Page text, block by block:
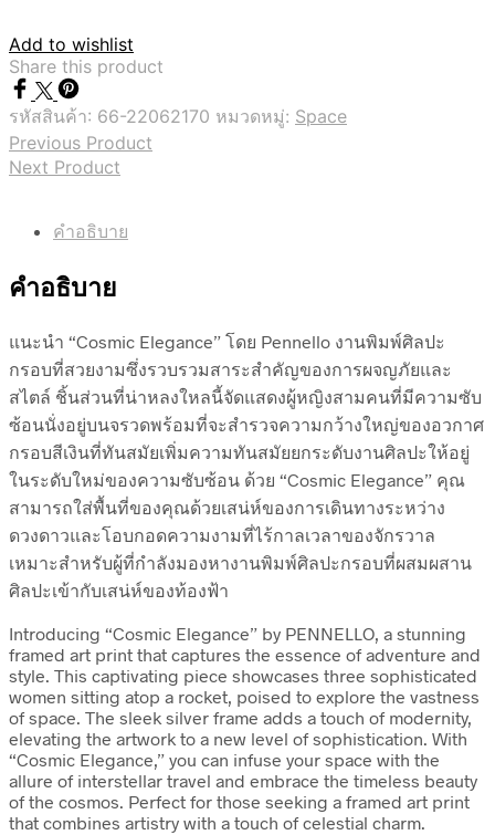
Add to wishlist
Share this product
รหัสสินค้า: 66-22062170 หมวดหมู่: Space
Previous Product
Next Product
คำอธิบาย
คำอธิบาย
แนะนำ “Cosmic Elegance” โดย Pennello งานพิมพ์ศิลปะ
กรอบที่สวยงามซึ่งรวบรวมสาระสำคัญของการผจญภัยและ
สไตล์ ชิ้นส่วนที่น่าหลงใหลนี้จัดแสดงผู้หญิงสามคนที่มีความซับ
ซ้อนนั่งอยู่บนจรวดพร้อมที่จะสำรวจความกว้างใหญ่ของอวกาศ
กรอบสีเงินที่ทันสมัยเพิ่มความทันสมัยยกระดับงานศิลปะให้อยู่
ในระดับใหม่ของความซับซ้อน ด้วย “Cosmic Elegance” คุณ
สามารถใส่พื้นที่ของคุณด้วยเสน่ห์ของการเดินทางระหว่าง
ดวงดาวและโอบกอดความงามที่ไร้กาลเวลาของจักรวาล
เหมาะสำหรับผู้ที่กำลังมองหางานพิมพ์ศิลปะกรอบที่ผสมผสาน
ศิลปะเข้ากับเสน่ห์ของท้องฟ้า
Introducing “Cosmic Elegance” by PENNELLO, a stunning
framed art print that captures the essence of adventure and
style. This captivating piece showcases three sophisticated
women sitting atop a rocket, poised to explore the vastness
of space. The sleek silver frame adds a touch of modernity,
elevating the artwork to a new level of sophistication. With
“Cosmic Elegance,” you can infuse your space with the
allure of interstellar travel and embrace the timeless beauty
of the cosmos. Perfect for those seeking a framed art print
that combines artistry with a touch of celestial charm.